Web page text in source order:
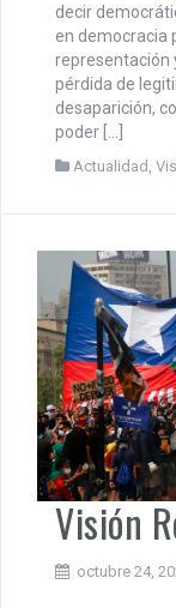
decir
en democracia
representación
pérdida de
desaparición,
poder […]
Actualidad
Visión
octubre 24,